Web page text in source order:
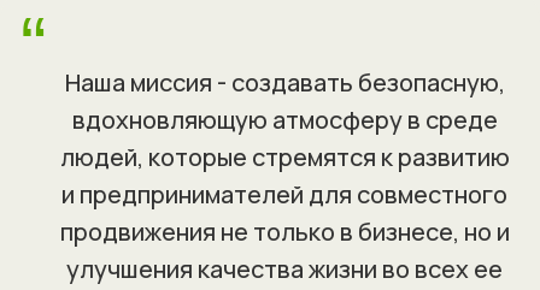
“
Наша миссия - создавать безопасную,
вдохновляющую атмосферу в среде
людей, которые стремятся к развитию
и предпринимателей для совместного
продвижения не только в бизнесе, но и
улучшения качества жизни во всех ее